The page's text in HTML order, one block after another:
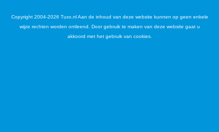
Copyright 2004-2026 Tuxx.nl Aan de inhoud van deze website kunnen op geen enkele
wijze rechten worden ontleend. Door gebruik te maken van deze website gaat u
akkoord met het gebruik van cookies.